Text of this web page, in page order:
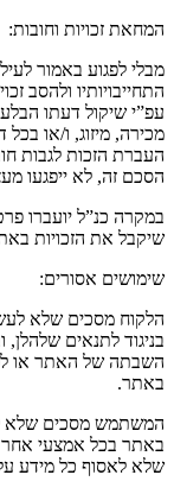
המחאת זכויות וחובות:
מבלי לפגוע באמור
התחייבויותיו ולהסב
עפ”י שיקול דעתו
מכירה, מיזוג, ו/או בכל
העברת הזכות לגבות
הסכם זה, לא ייפגעו
במקרה כנ”ל יועברו
שיקבל את הזכויות
שימושים אסורים:
הלקוח מסכים שלא
בניגוד לתנאים שלהלן,
השבתה של האתר או
באתר.
המשתמש מסכים שלא
באתר בכל אמצעי
שלא לאסוף כל מידע